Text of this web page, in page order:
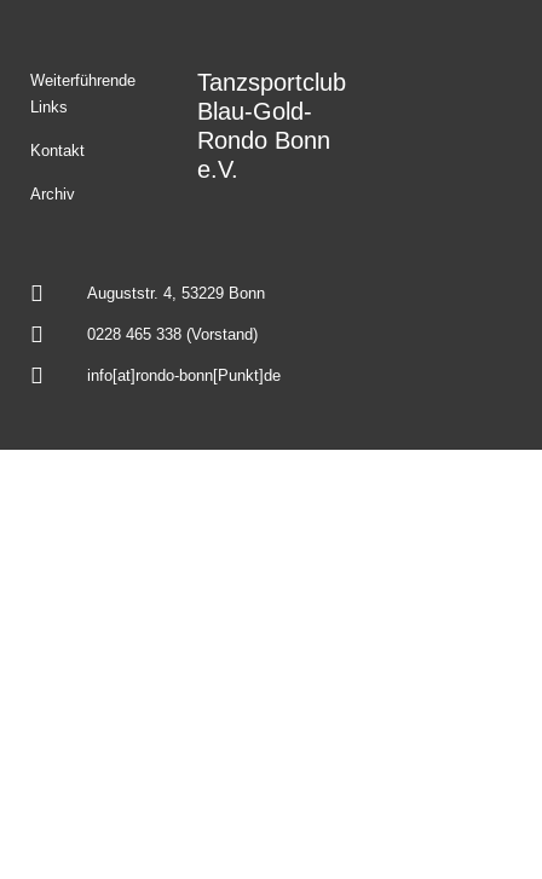
Weiterführende
Links
Kontakt
Archiv
Tanzsportclub
Blau-Gold-
Rondo Bonn
e.V.
Auguststr. 4, 53229 Bonn
0228 465 338 (Vorstand)
info[at]rondo-bonn[Punkt]de